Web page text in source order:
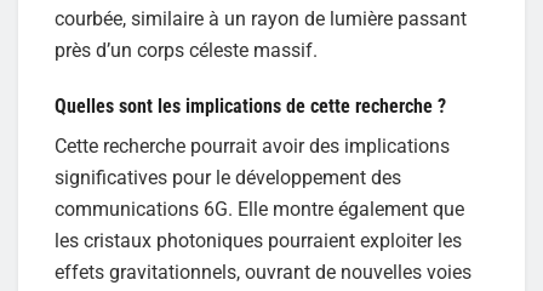
courbée, similaire à un rayon de lumière passant
près d’un corps céleste massif.
Quelles sont les implications de cette recherche ?
Cette recherche pourrait avoir des implications
significatives pour le développement des
communications 6G. Elle montre également que
les cristaux photoniques pourraient exploiter les
effets gravitationnels, ouvrant de nouvelles voies